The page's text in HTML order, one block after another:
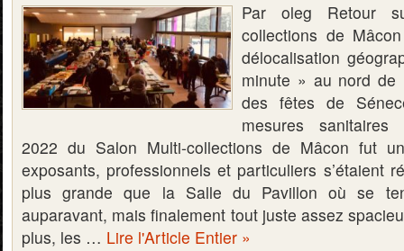
Par oleg Retour
collections de
délocalisation
minute » au nord de
des fêtes de
mesures sanitaires
2022 du Salon Multi-collections de Mâcon fut
exposants, professionnels et particuliers s’étaient
plus grande que la Salle du Pavillon où se
auparavant, mais finalement tout juste assez
plus, les … Lire l'Article Entier »